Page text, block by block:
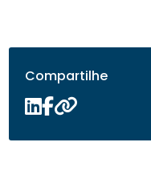
Compartilhe